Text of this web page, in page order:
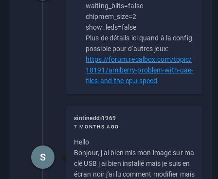
waiting_blits=false
chipmem_size=2
show_leds=false
Plus de détails ici quand à la config
possible pour d'autres jeux:
https://forum.recalbox.com/topic/
18191/amiberry-problem-with-uae-
files-and-the-cpu-speed
sintineddi1969
7 MONTHS AGO
Hello
Bonjour, j ai bien mis mon image sur ma
clé USB j ai bien installé mais je suis en
écran noir j'ai lu comment modifier mais
S